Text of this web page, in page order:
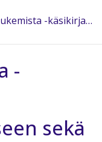
Parasta lukemista -käsikirja varhaiskasvatukseen sekä esi- ja alkuopetukseen
-
sekä